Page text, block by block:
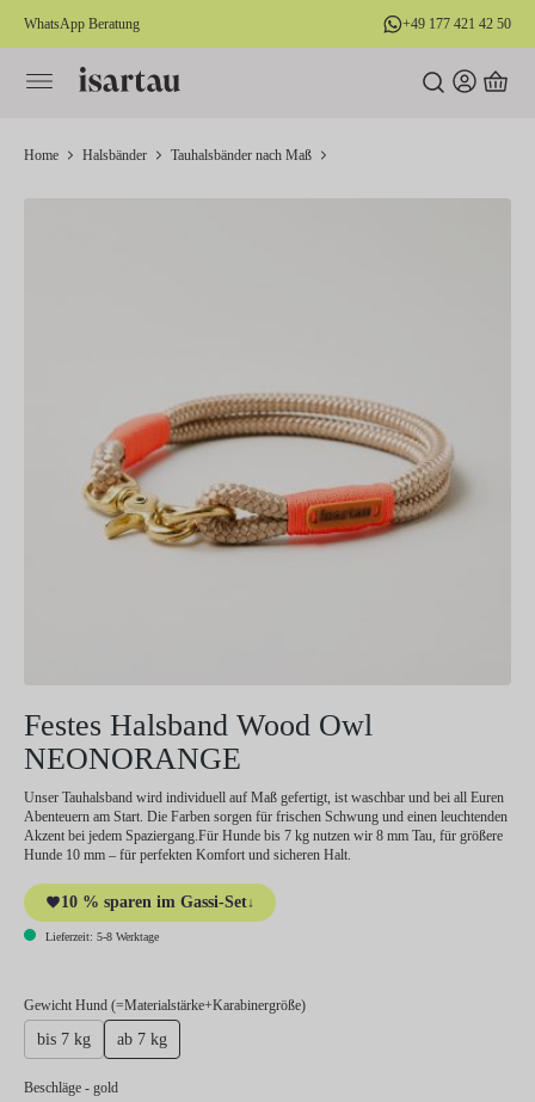
springen
WhatsApp Beratung +49 177 421 42 50
Home Halsbänder Tauhalsbänder nach Maß
Festes Halsband Wood Owl
NEONORANGE
Unser Tauhalsband wird individuell auf Maß gefertigt, ist waschbar und bei all Euren
Abenteuern am Start. Die Farben sorgen für frischen Schwung und einen leuchtenden
Akzent bei jedem Spaziergang.Für Hunde bis 7 kg nutzen wir 8 mm Tau, für größere
Hunde 10 mm – für perfekten Komfort und sicheren Halt.
10 % sparen im Gassi-Set↓
Lieferzeit: 5-8 Werktage
Gewicht Hund (=Materialstärke+Karabinergröße)auswählen
bis 7 kg ab 7 kg
Beschlägeauswählen
- gold